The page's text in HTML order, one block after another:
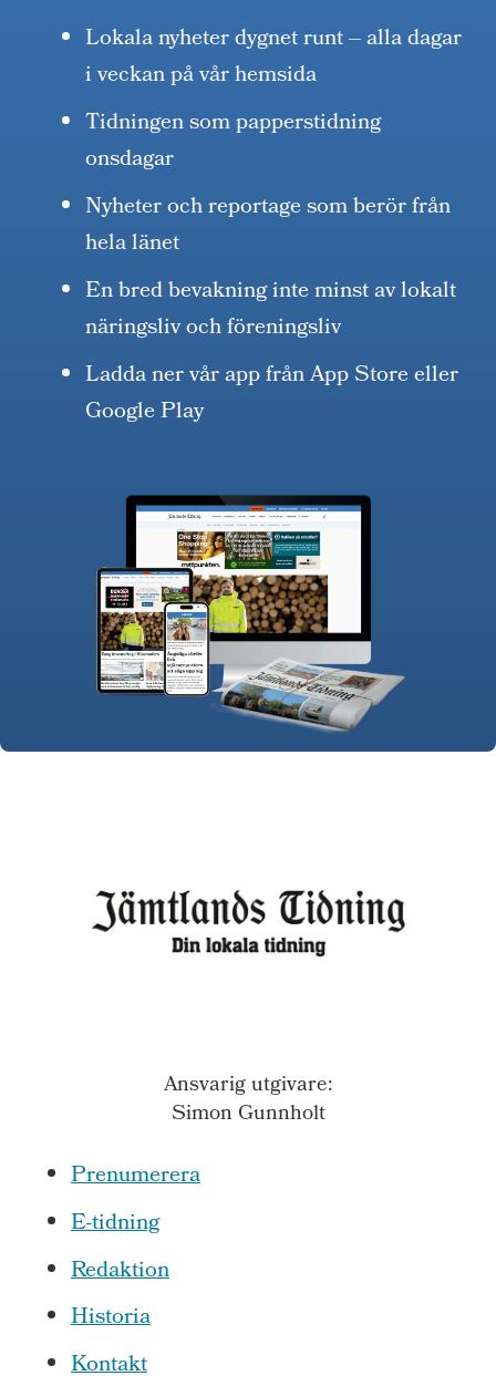
Lokala nyheter dygnet runt – alla dagar
i veckan på vår hemsida
Tidningen som papperstidning
onsdagar
Nyheter och reportage som berör från
hela länet
En bred bevakning inte minst av lokalt
näringsliv och föreningsliv
Ladda ner vår app från App Store eller
Google Play
Ansvarig utgivare:
Simon Gunnholt
Prenumerera
E-tidning
Redaktion
Historia
Kontakt